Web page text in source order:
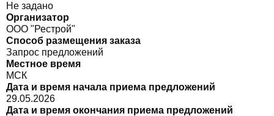
Не задано
Организатор
ООО "Рестрой"
Способ размещения заказа
Запрос предложений
Местное время
МСК
Дата и время начала приема предложений
29.05.2026
Дата и время окончания приема предложений